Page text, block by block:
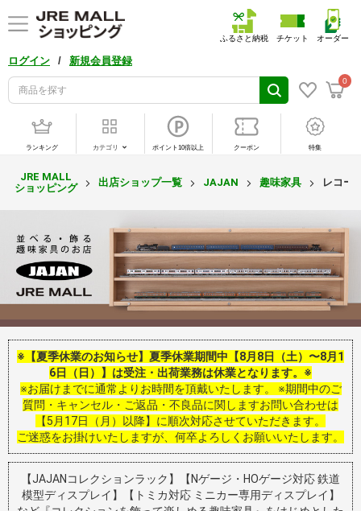
ログイン / 新規会員登録
0
ふるさと納税 チケット オーダー
ランキング カテゴリ ポイント10倍以上 クーポン 特集
JRE MALL
ショッピング
出店ショップ一覧 JAJAN 趣味家具 レコー
※【夏季休業のお知らせ】夏季休業期間中【8月8日（土）〜8月1
6日（日）】は受注・出荷業務は休業となります。※
※お届けまでに通常よりお時間を頂戴いたします。 ※期間中のご
質問・キャンセル・ご返品・不良品に関しますお問い合わせは
【5月17日（月）以降】に順次対応させていただきます。
ご迷惑をお掛けいたしますが、何卒よろしくお願いいたします。
【JAJANコレクションラック】【Nゲージ・HOゲージ対応 鉄道
模型ディスプレイ】【トミカ対応 ミニカー専用ディスプレイ】